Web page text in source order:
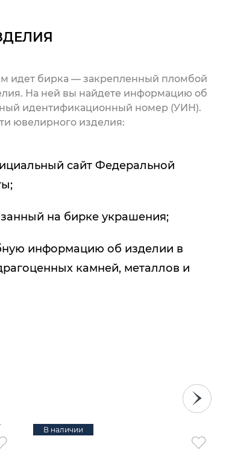
идет бирка — закрепленный пломбой
На ней вы найдете информацию об
идентификационный номер (УИН).
ювелирного изделия:
сайт Федеральной
на бирке украшения;
информацию об изделии в
камней, металлов и
В наличии